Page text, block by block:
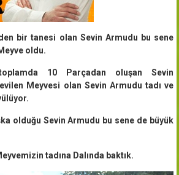
bir tanesi olan Sevin Armudu bu sene
oldu.
10 Parçadan oluşan Sevin
Meyvesi olan Sevin Armudu tadı ve
olduğu Sevin Armudu bu sene de büyük
tadına Dalında baktık.